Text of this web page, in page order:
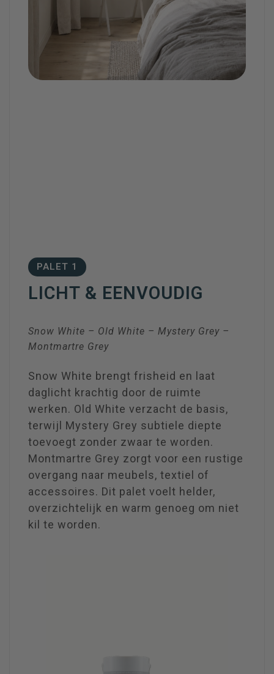
PALET 1
LICHT & EENVOUDIG
Snow White – Old White – Mystery Grey –
Montmartre Grey
Snow White brengt frisheid en laat
daglicht krachtig door de ruimte
werken. Old White verzacht de basis,
terwijl Mystery Grey subtiele diepte
toevoegt zonder zwaar te worden.
Montmartre Grey zorgt voor een rustige
overgang naar meubels, textiel of
accessoires. Dit palet voelt helder,
overzichtelijk en warm genoeg om niet
kil te worden.